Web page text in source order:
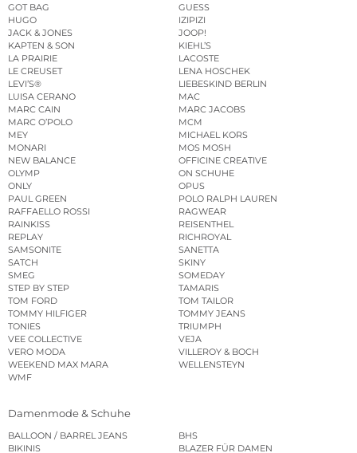
GOT BAG
GUESS
HUGO
IZIPIZI
JACK & JONES
JOOP!
KAPTEN & SON
KIEHL’S
LA PRAIRIE
LACOSTE
LE CREUSET
LENA HOSCHEK
LEVI’S®
LIEBESKIND BERLIN
LUISA CERANO
MAC
MARC CAIN
MARC JACOBS
MARC O’POLO
MCM
MEY
MICHAEL KORS
MONARI
MOS MOSH
NEW BALANCE
OFFICINE CREATIVE
OLYMP
ON SCHUHE
ONLY
OPUS
PAUL GREEN
POLO RALPH LAUREN
RAFFAELLO ROSSI
RAGWEAR
RAINKISS
REISENTHEL
REPLAY
RICHROYAL
SAMSONITE
SANETTA
SATCH
SKINY
SMEG
SOMEDAY
STEP BY STEP
TAMARIS
TOM FORD
TOM TAILOR
TOMMY HILFIGER
TOMMY JEANS
TONIES
TRIUMPH
VEE COLLECTIVE
VEJA
VERO MODA
VILLEROY & BOCH
WEEKEND MAX MARA
WELLENSTEYN
WMF
Damenmode & Schuhe
BALLOON / BARREL JEANS
BHS
BIKINIS
BLAZER FÜR DAMEN